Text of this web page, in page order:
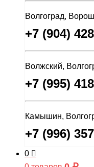
Волгоград,
+7 (904)
Волжский,
+7 (995)
Камышин,
+7 (996)
0